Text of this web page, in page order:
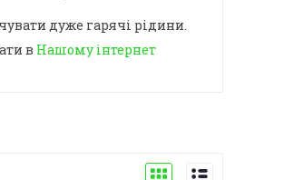
дуже гарячі рідини.
в Нашому інтернет